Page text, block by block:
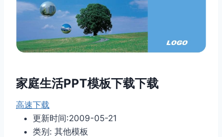
家庭生活PPT模板下载下载
高速下载
更新时间:2009-05-21
类别: 其他模板